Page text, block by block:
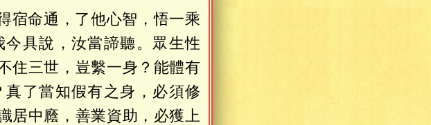
宿命通，了他心智，悟一乘
具說，汝當諦聽。眾生性
住三世，豈繫一身？能體有
了當知假有之身，必須修
居中廕，善業資助，必獲上